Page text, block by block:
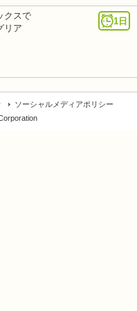
1日
クスで
リア
ソーシャルメディアポリシー